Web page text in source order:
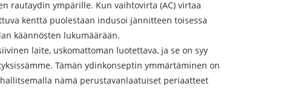
rautaydin ympärille. Kun vaihtovirta (AC) virtaa
kenttä puolestaan ​​indusoi jännitteen toisessa
käännösten lukumäärään.
laite, uskomattoman luotettava, ja se on syy
Tämän ydinkonseptin ymmärtäminen on
nämä perustavanlaatuiset periaatteet